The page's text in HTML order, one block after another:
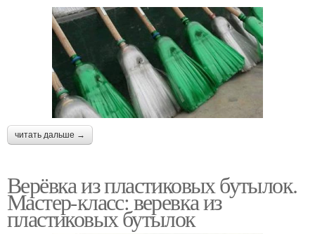
читать дальше →
Верёвка из пластиковых бутылок.
Мастер-класс: веревка из
пластиковых бутылок